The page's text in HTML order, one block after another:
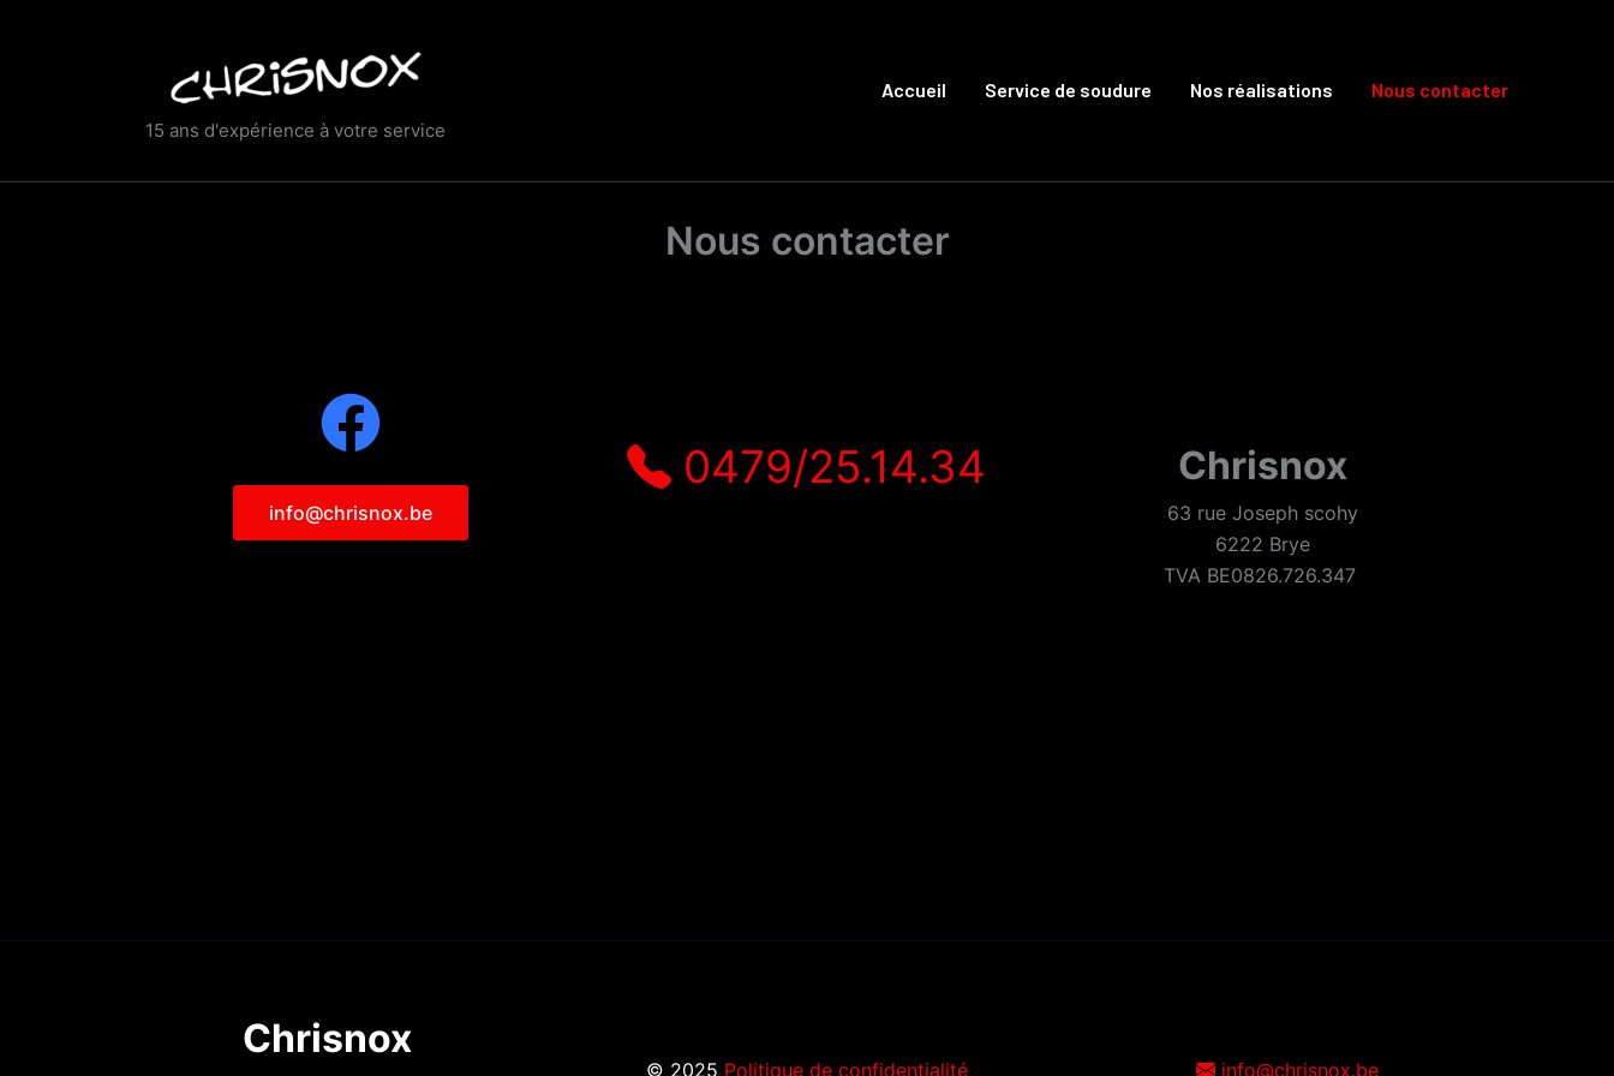
15 ans d'expérience à votre service
Accueil Service de soudure Nos réalisations Nous contacter
Nous contacter
info@chrisnox.be
0479/25.14.34 Chrisnox
63 rue Joseph scohy
6222 Brye
TVA BE0826.726.347
Chrisnox
© 2025 Politique de confidentialité info@chrisnox.be